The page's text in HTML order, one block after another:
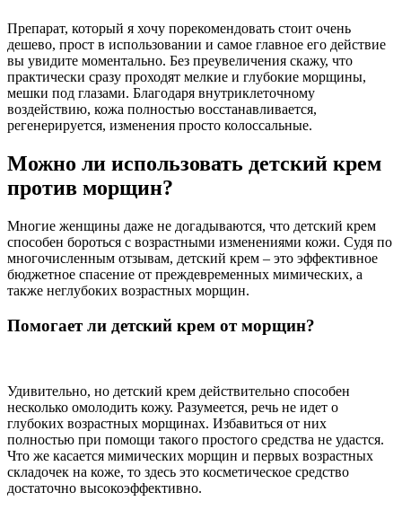
Препарат, который я хочу порекомендовать стоит очень
дешево, прост в использовании и самое главное его действие
вы увидите моментально. Без преувеличения скажу, что
практически сразу проходят мелкие и глубокие морщины,
мешки под глазами. Благодаря внутриклеточному
воздействию, кожа полностью восстанавливается,
регенерируется, изменения просто колоссальные.
Можно ли использовать детский крем
против морщин?
Многие женщины даже не догадываются, что детский крем
способен бороться с возрастными изменениями кожи. Судя по
многочисленным отзывам, детский крем – это эффективное
бюджетное спасение от преждевременных мимических, а
также неглубоких возрастных морщин.
Помогает ли детский крем от морщин?
Удивительно, но детский крем действительно способен
несколько омолодить кожу. Разумеется, речь не идет о
глубоких возрастных морщинах. Избавиться от них
полностью при помощи такого простого средства не удастся.
Что же касается мимических морщин и первых возрастных
складочек на коже, то здесь это косметическое средство
достаточно высокоэффективно.